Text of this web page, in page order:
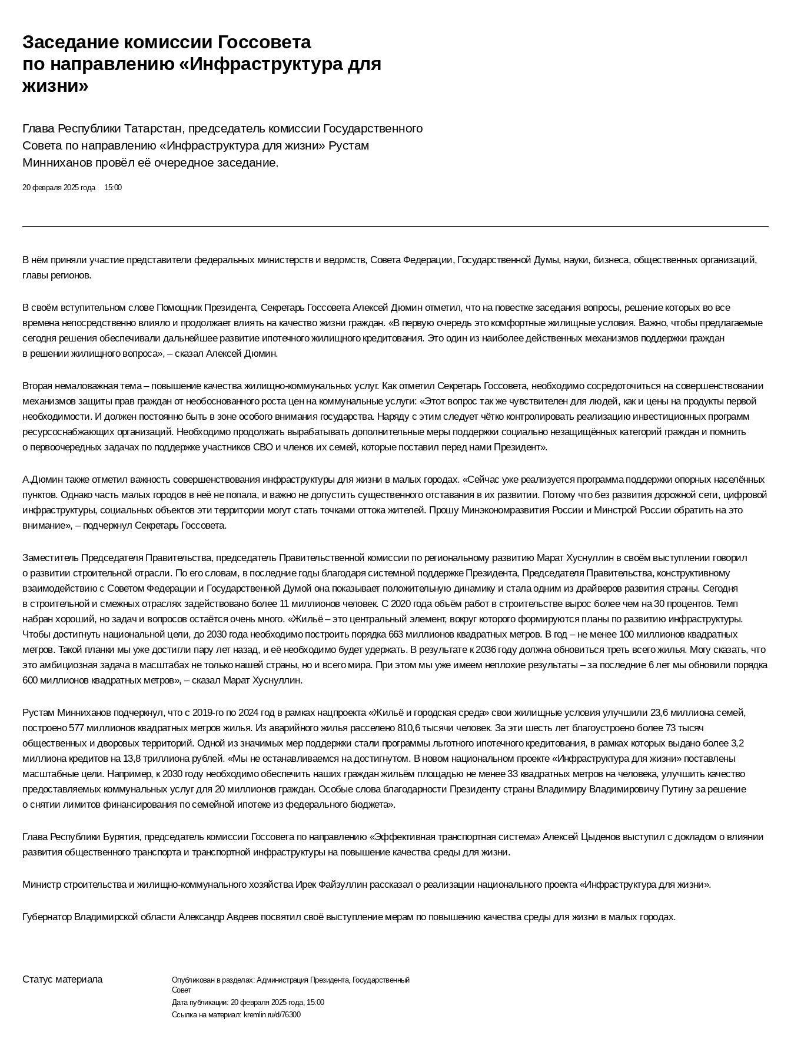
Заседание комиссии Госсовета
по направлению «Инфраструктура для
жизни»
Глава Республики Татарстан, председатель комиссии Государственного
Совета по направлению «Инфраструктура для жизни» Рустам
Минниханов провёл её очередное заседание.
20 февраля 2025 года 15:00
В нём приняли участие представители федеральных министерств и ведомств, Совета Федерации, Государственной Думы, науки, бизнеса, общественных организаций,
главы регионов.
В своём вступительном слове Помощник Президента, Секретарь Госсовета Алексей Дюминотметил, что на повестке заседания вопросы, решение которых во все
времена непосредственно влияло и продолжает влиять на качество жизни граждан. «В первую очередь это комфортные жилищные условия. Важно, чтобы предлагаемые
сегодня решения обеспечивали дальнейшее развитие ипотечного жилищного кредитования. Это один из наиболее действенных механизмов поддержки граждан
в решении жилищного вопроса», – сказал Алексей Дюмин.
Вторая немаловажная тема – повышение качества жилищно-коммунальных услуг. Как отметил Секретарь Госсовета, необходимо сосредоточиться на совершенствовании
механизмов защиты прав граждан от необоснованного роста цен на коммунальные услуги: «Этот вопрос так же чувствителен для людей, как и цены на продукты первой
необходимости. И должен постоянно быть в зоне особого внимания государства. Наряду с этим следует чётко контролировать реализацию инвестиционных программ
ресурсоснабжающих организаций. Необходимо продолжать вырабатывать дополнительные меры поддержки социально незащищённых категорий граждан и помнить
о первоочередных задачах по поддержке участников СВО и членов их семей, которые поставил перед нами Президент».
А.Дюмин также отметил важность совершенствования инфраструктуры для жизни в малых городах. «Сейчас уже реализуется программа поддержки опорных населённых
пунктов. Однако часть малых городов в неё не попала, и важно не допустить существенного отставания в их развитии. Потому что без развития дорожной сети, цифровой
инфраструктуры, социальных объектов эти территории могут стать точками оттока жителей. Прошу Минэкономразвития России и Минстрой России обратить на это
внимание», – подчеркнул Секретарь Госсовета.
Заместитель Председателя Правительства, председатель Правительственной комиссии по региональному развитию Марат Хуснуллинв своём выступлении говорил
о развитии строительной отрасли. По его словам, в последние годы благодаря системной поддержке Президента, Председателя Правительства, конструктивному
взаимодействию с Советом Федерации и Государственной Думой она показывает положительную динамику и стала одним из драйверов развития страны. Сегодня
в строительной и смежных отраслях задействовано более 11 миллионов человек. C 2020 года объём работ в строительстве вырос более чем на 30 процентов. Темп
набран хороший, но задач и вопросов остаётся очень много. «Жильё – это центральный элемент, вокруг которого формируются планы по развитию инфраструктуры.
Чтобы достигнуть национальной цели, до 2030 года необходимо построить порядка 663 миллионов квадратных метров. В год – не менее 100 миллионов квадратных
метров. Такой планки мы уже достигли пару лет назад, и её необходимо будет удержать. В результате к 2036 году должна обновиться треть всего жилья. Могу сказать, что
это амбициозная задача в масштабах не только нашей страны, но и всего мира. При этом мы уже имеем неплохие результаты – за последние 6 лет мы обновили порядка
600 миллионов квадратных метров», – сказал Марат Хуснуллин.
Рустам Миннихановподчеркнул, что с 2019-го по 2024 год в рамках нацпроекта «Жильё и городская среда» свои жилищные условия улучшили 23,6 миллиона семей,
построено 577 миллионов квадратных метров жилья. Из аварийного жилья расселено 810,6 тысячи человек. За эти шесть лет благоустроено более 73 тысяч
общественных и дворовых территорий. Одной из значимых мер поддержки стали программы льготного ипотечного кредитования, в рамках которых выдано более 3,2
миллиона кредитов на 13,8 триллиона рублей. «Мы не останавливаемся на достигнутом. В новом национальном проекте «Инфраструктура для жизни» поставлены
масштабные цели. Например, к 2030 году необходимо обеспечить наших граждан жильём площадью не менее 33 квадратных метров на человека, улучшить качество
предоставляемых коммунальных услуг для 20 миллионов граждан. Особые слова благодарности Президенту страны Владимиру Владимировичу Путину за решение
о снятии лимитов финансирования по семейной ипотеке из федерального бюджета».
Глава Республики Бурятия, председатель комиссии Госсовета по направлению «Эффективная транспортная система» Алексей Цыденоввыступил с докладом о влиянии
развития общественного транспорта и транспортной инфраструктуры на повышение качества среды для жизни.
Министр строительства и жилищно-коммунального хозяйства Ирек Файзуллинрассказал о реализации национального проекта «Инфраструктура для жизни».
Губернатор Владимирской областиАлександр Авдеевпосвятил своё выступление мерам по повышению качества среды для жизни в малых городах.
Статус материала Опубликован в разделах:Администрация Президента, Государственный
Совет
Дата публикации: 20 февраля 2025 года, 15:00
Ссылка на материал: kremlin.ru/d/76300